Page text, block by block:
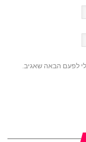
לפעם הבאה שאגיב.